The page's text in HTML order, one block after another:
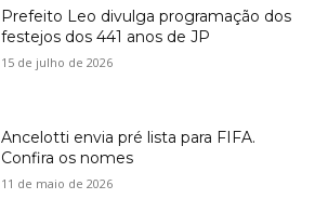
Prefeito Leo divulga programação dos
festejos dos 441 anos de JP
15 de julho de 2026
Ancelotti envia pré lista para FIFA.
Confira os nomes
11 de maio de 2026